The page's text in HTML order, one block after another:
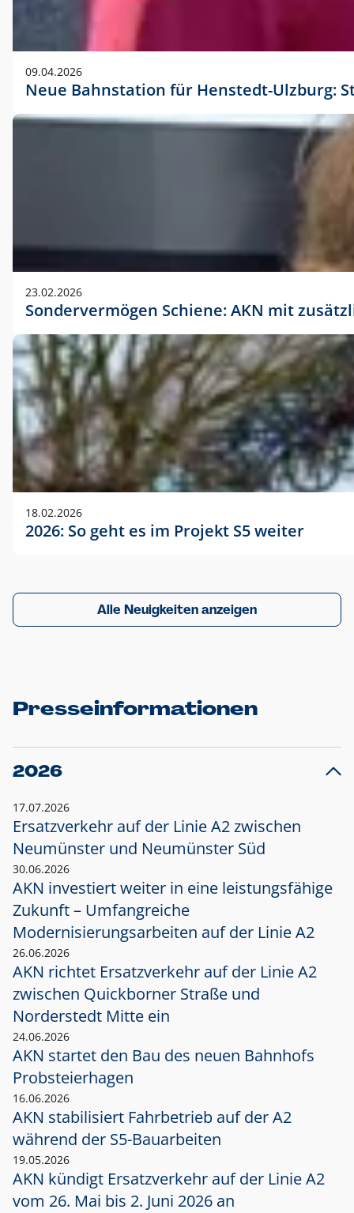
09.04.2026
Neue Bahnstation für Henstedt-Ulzburg:
23.02.2026
Sondervermögen Schiene: AKN mit
18.02.2026
2026: So geht es im Projekt S5 weiter
Alle Neuigkeiten anzeigen
Presseinformationen
2026
17.07.2026
Ersatzverkehr auf der Linie A2 zwischen
Neumünster und Neumünster Süd
30.06.2026
AKN investiert weiter in eine leistungsfähige
Zukunft – Umfangreiche
Modernisierungsarbeiten auf der Linie A2
26.06.2026
AKN richtet Ersatzverkehr auf der Linie A2
zwischen Quickborner Straße und
Norderstedt Mitte ein
24.06.2026
AKN startet den Bau des neuen Bahnhofs
Probsteierhagen
16.06.2026
AKN stabilisiert Fahrbetrieb auf der A2
während der S5-Bauarbeiten
19.05.2026
AKN kündigt Ersatzverkehr auf der Linie A2
vom 26. Mai bis 2. Juni 2026 an